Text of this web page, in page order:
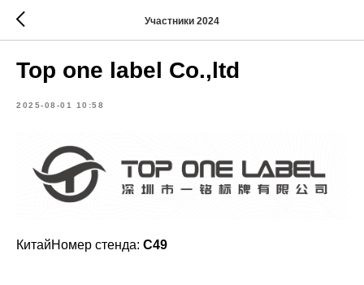
Участники 2024
Top one label Co.,ltd
2025-08-01 10:58
КитайНомер стенда: C49